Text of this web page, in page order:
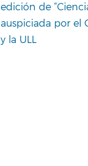
edición de
auspiciada por el
y la ULL